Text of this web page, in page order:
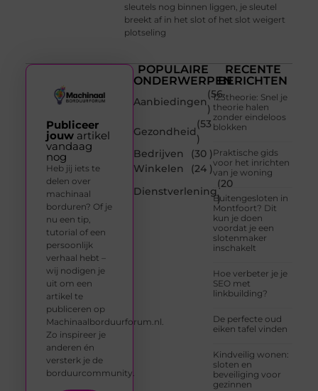
sleutels nog binnen liggen, je sleutel
breekt af in het slot of het slot weigert
plotseling
POPULAIRE
ONDERWERPEN
Aanbiedingen
(56
)
Gezondheid
(53
)
Bedrijven
(30 )
Winkelen
(24 )
Dienstverlening
(20
)
RECENTE
BERICHTEN
123theorie: Snel je
theorie halen
zonder eindeloos
blokken
Praktische gids
voor het inrichten
van je woning
Buitengesloten in
Montfoort? Dit
kun je doen
voordat je een
slotenmaker
inschakelt
Hoe verbeter je je
SEO met
linkbuilding?
De perfecte oud
eiken tafel vinden
Kindveilig wonen:
sloten en
beveiliging voor
gezinnen
Publiceer
jouwartikel
vandaag
nog
Heb jij iets te
delen over
machinaal
borduren? Of je
nu een tip,
tutorial of een
persoonlijk
verhaal hebt –
wij nodigen je
uit om een
artikel te
publiceren op
Machinaalborduurforum.nl.
Zo inspireer je
anderen én
versterk je de
borduurcommunity.